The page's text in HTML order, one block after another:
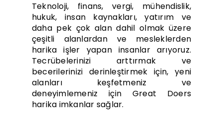
Teknoloji, finans, vergi, mühendislik,
hukuk, insan kaynakları, yatırım ve
daha pek çok alan dahil olmak üzere
çeşitli alanlardan ve mesleklerden
harika işler yapan insanlar arıyoruz.
Tecrübelerinizi arttırmak ve
becerilerinizi derinleştirmek için, yeni
alanları keşfetmeniz ve
deneyimlemeniz için Great Doers
harika imkanlar sağlar.